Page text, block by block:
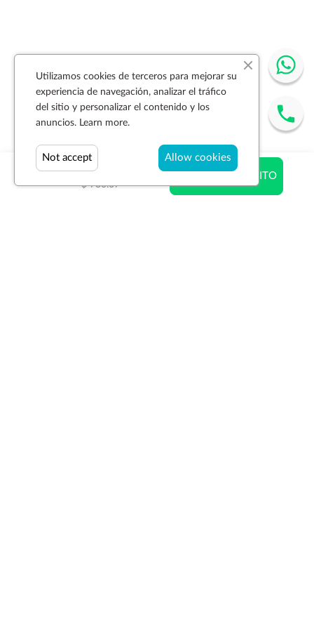
$ 730.07
$ 730.07
AÑADIR AL CARRITO
Utilizamos cookies de terceros para mejorar su
experiencia de navegación, analizar el tráfico
del sitio y personalizar el contenido y los
anuncios. Learn more.
Allow cookies
Not accept